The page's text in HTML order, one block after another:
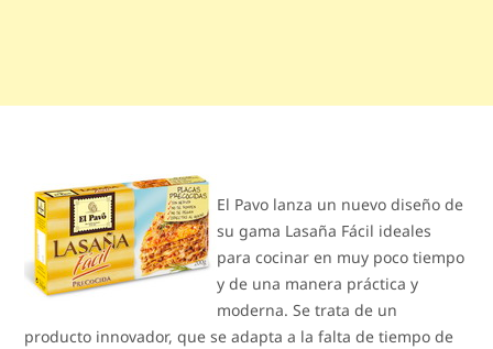
El Pavo lanza un nuevo diseño de
su gama Lasaña Fácil ideales
para cocinar en muy poco tiempo
y de una manera práctica y
moderna. Se trata de un
producto innovador, que se adapta a la falta de tiempo de